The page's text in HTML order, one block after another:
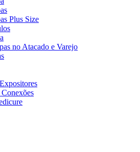
Plus Size
no Atacado e Varejo